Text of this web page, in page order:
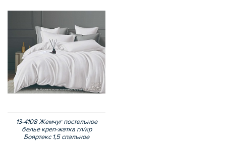
13-4108 Жемчуг постельное
белье креп-жатка гл/кр
Бояртекс 1,5 спальное